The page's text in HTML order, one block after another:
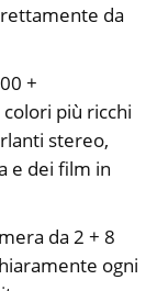
da
+
più ricchi
stereo,
e dei film in
da 2 + 8
ogni